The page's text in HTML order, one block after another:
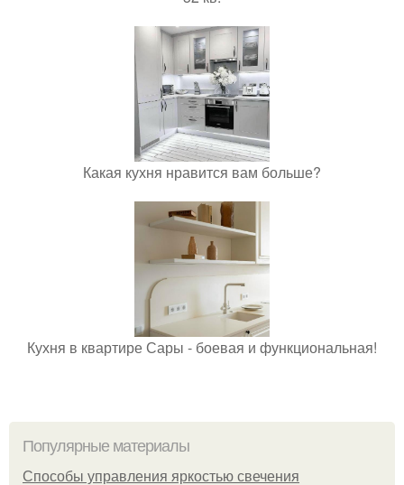
Какая кухня нравится вам больше?
Кухня в квартире Сары - боевая и функциональная!
Популярные материалы
Способы управления яркостью свечения